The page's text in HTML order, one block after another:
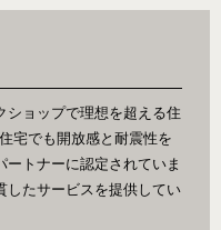
ショップで理想を超える住
宅でも開放感と耐震性を
トナーに認定されていま
したサービスを提供してい